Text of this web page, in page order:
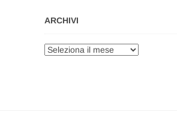
ARCHIVI
Archivi